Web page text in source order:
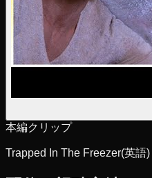
本編クリップ
Trapped In The Freezer(英語)